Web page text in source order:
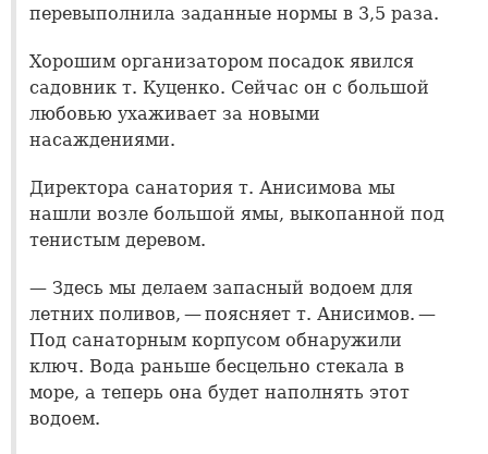
перевыполнила заданные нормы в 3,5 раза.
Хорошим организатором посадок явился
садовник т. Куценко. Сейчас он с большой
любовью ухаживает за новыми
насаждениями.
Директора санатория т. Анисимова мы
нашли возле большой ямы, выкопанной под
тенистым деревом.
— Здесь мы делаем запасный водоем для
летних поливов, — поясняет т. Анисимов. —
Под санаторным корпусом обнаружили
ключ. Вода раньше бесцельно стекала в
море, а теперь она будет наполнять этот
водоем.